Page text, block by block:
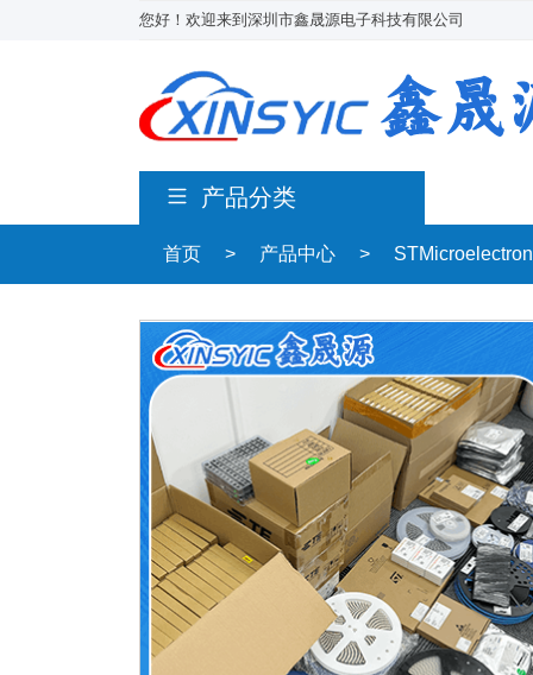
您好！欢迎来到深圳市鑫晟源电子科技有限公司
产品分类
首页 > 产品中心 >